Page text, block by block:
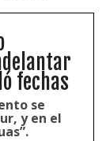
fechas
se
y en el